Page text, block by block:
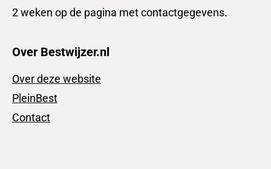
2 weken op de pagina met contactgegevens.
Over Bestwijzer.nl
Over deze website
PleinBest
Contact